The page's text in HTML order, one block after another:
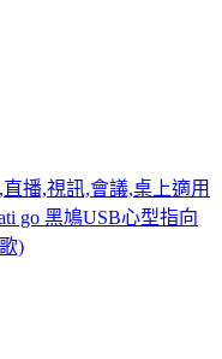
播,視訊,會議,桌上適用
go 黑鳩USB心型指向
)